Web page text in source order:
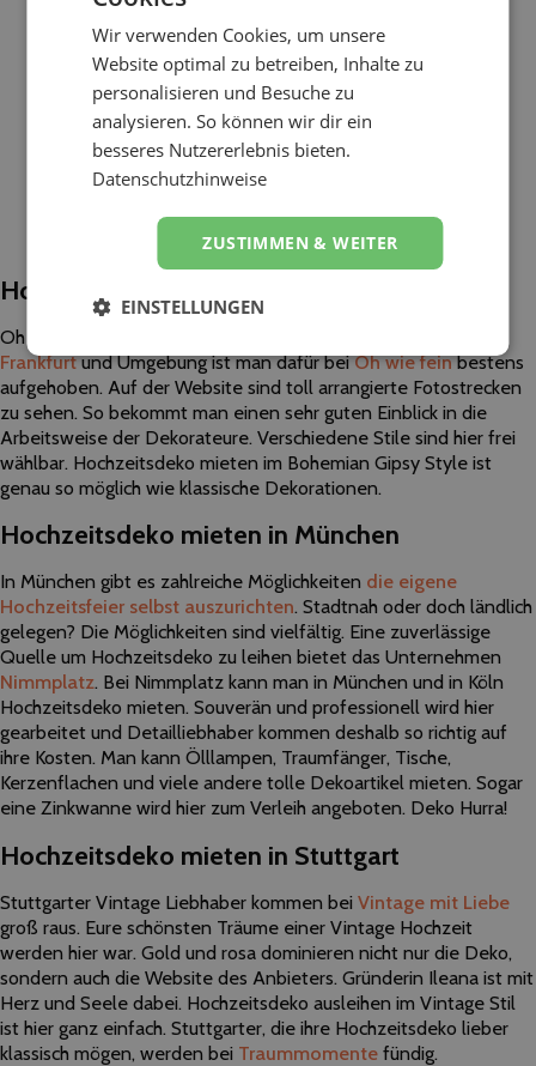
Hochzeitsdeko mieten in Frankfurt
Oh wie fein wäre es, sich tolle Hochzeitsdeko zu leihen! In
Frankfurtund Umgebung ist man dafür beiOh wie feinbestens
aufgehoben. Auf der Website sind toll arrangierte Fotostrecken
zu sehen. So bekommt man einen sehr guten Einblick in die
Arbeitsweise der Dekorateure. Verschiedene Stile sind hier frei
wählbar. Hochzeitsdeko mieten im Bohemian Gipsy Style ist
genau so möglich wie klassische Dekorationen.
Hochzeitsdeko mieten in München
In München gibt es zahlreiche Möglichkeiten die eigene
Hochzeitsfeier selbst auszurichten. Stadtnah oder doch ländlich
gelegen? Die Möglichkeiten sind vielfältig. Eine zuverlässige
Quelle um Hochzeitsdeko zu leihen bietet das Unternehmen
Nimmplatz. Bei Nimmplatz kann man in München und in Köln
Hochzeitsdeko mieten. Souverän und professionell wird hier
gearbeitet und Detailliebhaber kommen deshalb so richtig auf
ihre Kosten. Man kann Ölllampen, Traumfänger, Tische,
Kerzenflachen und viele andere tolle Dekoartikel mieten. Sogar
eine Zinkwanne wird hier zum Verleih angeboten. Deko Hurra!
Hochzeitsdeko mieten in Stuttgart
Stuttgarter Vintage Liebhaber kommen bei Vintage mit Liebe
groß raus. Eure schönsten Träume einer Vintage Hochzeit
werden hier war. Gold und rosa dominieren nicht nur die Deko,
sondern auch die Website des Anbieters. Gründerin Ileana ist mit
Herz und Seele dabei. Hochzeitsdeko ausleihen im Vintage Stil
ist hier ganz einfach. Stuttgarter, die ihre Hochzeitsdeko lieber
klassisch mögen, werden bei Traummomente fündig.
Wir verwenden Cookies, um unsere
Website optimal zu betreiben, Inhalte zu
personalisieren und Besuche zu
analysieren. So können wir dir ein
besseres Nutzererlebnis bieten.
Datenschutzhinweise
ZUSTIMMEN & WEITER
EINSTELLUNGEN